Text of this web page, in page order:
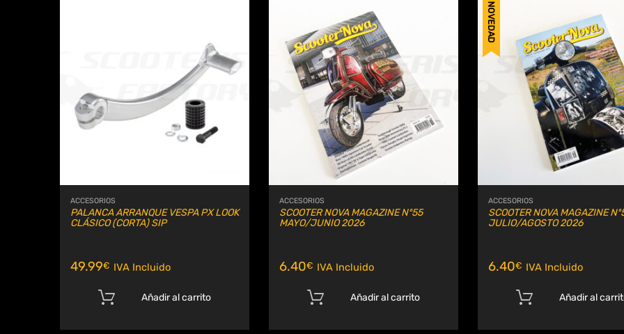
Comparar
ACCESORIOS
PALANCA ARRANQUE VESPA PX LOOK
CLÁSICO (CORTA) SIP
49.99€ IVA Incluido
Añadir al carrito
Añadir a Wishlist
Comparar
ACCESORIOS
SCOOTER NOVA MAGAZINE Nº55
MAYO/JUNIO 2026
6.40€ IVA Incluido
Añadir al carrito
NOVEDAD
ACCESORIOS
SCOOTER NOVA MAGAZINE
JULIO/AGOSTO 2026
6.40€ IVA Incluido
Añadir al